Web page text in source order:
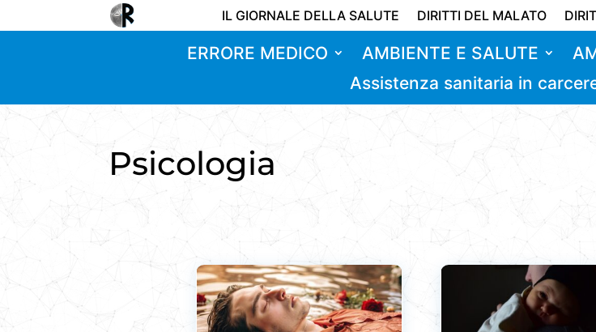
IL GIORNALE DELLA SALUTE DIRITTI DEL MALATO
ERRORE MEDICO AMBIENTE E SALUTE
Assistenza sanitaria in
Psicologia